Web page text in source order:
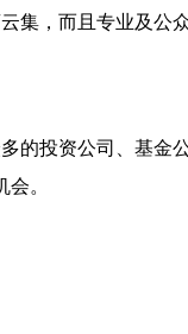
集，而且专业及公
的投资公司、基金
。